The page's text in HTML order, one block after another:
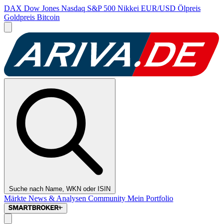
DAX Dow Jones Nasdaq S&P 500 Nikkei EUR/USD Ölpreis
Goldpreis Bitcoin
Suche nach Name, WKN oder ISIN
Märkte News & Analysen Community Mein Portfolio